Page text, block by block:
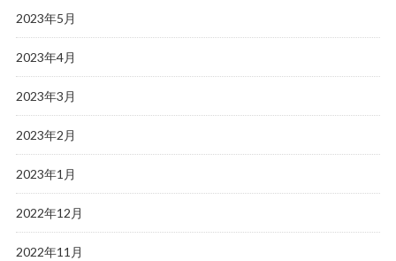
2023年5月
2023年4月
2023年3月
2023年2月
2023年1月
2022年12月
2022年11月